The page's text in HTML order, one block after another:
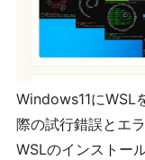
Windows11にWSL
際の試行錯誤とエ
WSLのインストー